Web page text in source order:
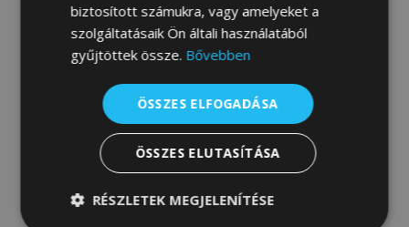
biztosított számukra, vagy amelyeket a
szolgáltatásaik Ön általi használatából
gyűjtöttek össze. Bővebben
ÖSSZES ELFOGADÁSA
ÖSSZES ELUTASÍTÁSA
RÉSZLETEK MEGJELENÍTÉSE